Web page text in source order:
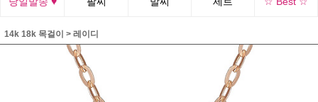
14k 18k 목걸이 > 레이디